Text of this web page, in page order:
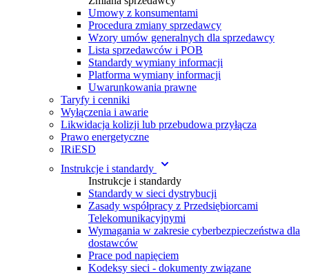
Umowy z konsumentami
Procedura zmiany sprzedawcy
Wzory umów generalnych dla sprzedawcy
Lista sprzedawców i POB
Standardy wymiany informacji
Platforma wymiany informacji
Uwarunkowania prawne
Taryfy i cenniki
Wyłączenia i awarie
Likwidacja kolizji lub przebudowa przyłącza
Prawo energetyczne
IRiESD
Instrukcje i standardy
Instrukcje i standardy
Standardy w sieci dystrybucji
Zasady współpracy z Przedsiębiorcami
Telekomunikacyjnymi
Wymagania w zakresie cyberbezpieczeństwa dla
dostawców
Prace pod napięciem
Kodeksy sieci - dokumenty związane